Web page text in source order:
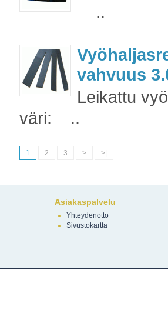
..
vahvuus
Leikattu
väri: ..
1 2 3 > >|
Asiakaspalvelu
Yhteydenotto
Sivustokartta